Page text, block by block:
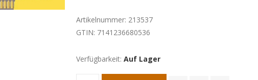
Artikelnummer: 213537
GTIN: 7141236680536
Verfügbarkeit: Auf Lager